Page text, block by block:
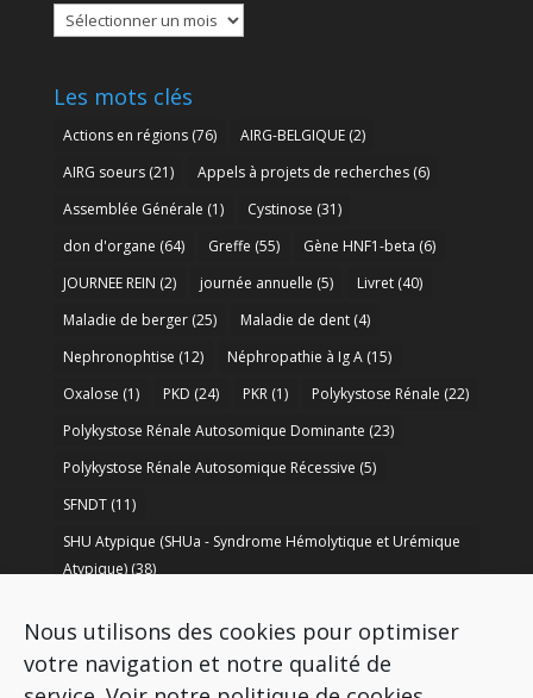
Nous utilisons des cookies pour optimiser
votre navigation et notre qualité de
Les
archives
Les mots clés
Actions en régions(76) AIRG-BELGIQUE(2)
AIRG soeurs(21) Appels à projets de recherches(6)
Assemblée Générale (1) Cystinose (31)
don d'organe (64) Greffe (55) Gène HNF1-beta (6)
JOURNEE REIN (2) journée annuelle (5) Livret(40)
Maladie de berger(25) Maladie de dent(4)
Nephronophtise (12) Néphropathie à Ig A(15)
Oxalose (1) PKD (24) PKR(1) Polykystose Rénale (22)
Polykystose Rénale Autosomique Dominante (23)
Polykystose Rénale Autosomique Récessive (5)
SFNDT(11)
SHU Atypique (SHUa - Syndrome Hémolytique et Urémique
Atypique)(38)
Syndrome de Bartter(8) Syndrome d’Alport(37)